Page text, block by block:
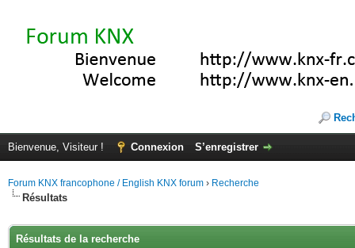
Bienvenue, Visiteur ! Connexion S’enregistrer
Forum KNX francophone / English KNX forum › Recherche
Résultats
Résultats de la recherche